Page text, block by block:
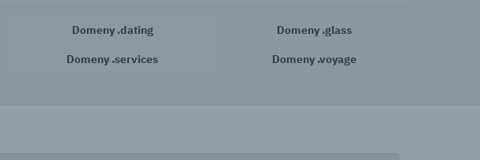
Domeny .dating Domeny .glass
Domeny .services Domeny .voyage